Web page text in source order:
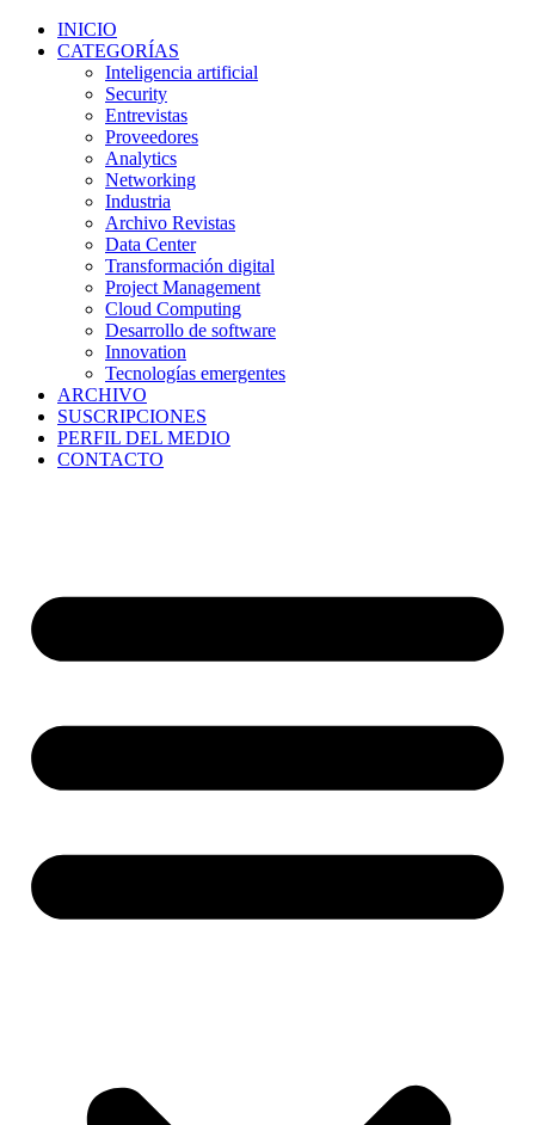
INICIO
CATEGORÍAS
Inteligencia artificial
Security
Entrevistas
Proveedores
Analytics
Networking
Industria
Archivo Revistas
Data Center
Transformación digital
Project Management
Cloud Computing
Desarrollo de software
Innovation
Tecnologías emergentes
ARCHIVO
SUSCRIPCIONES
PERFIL DEL MEDIO
CONTACTO